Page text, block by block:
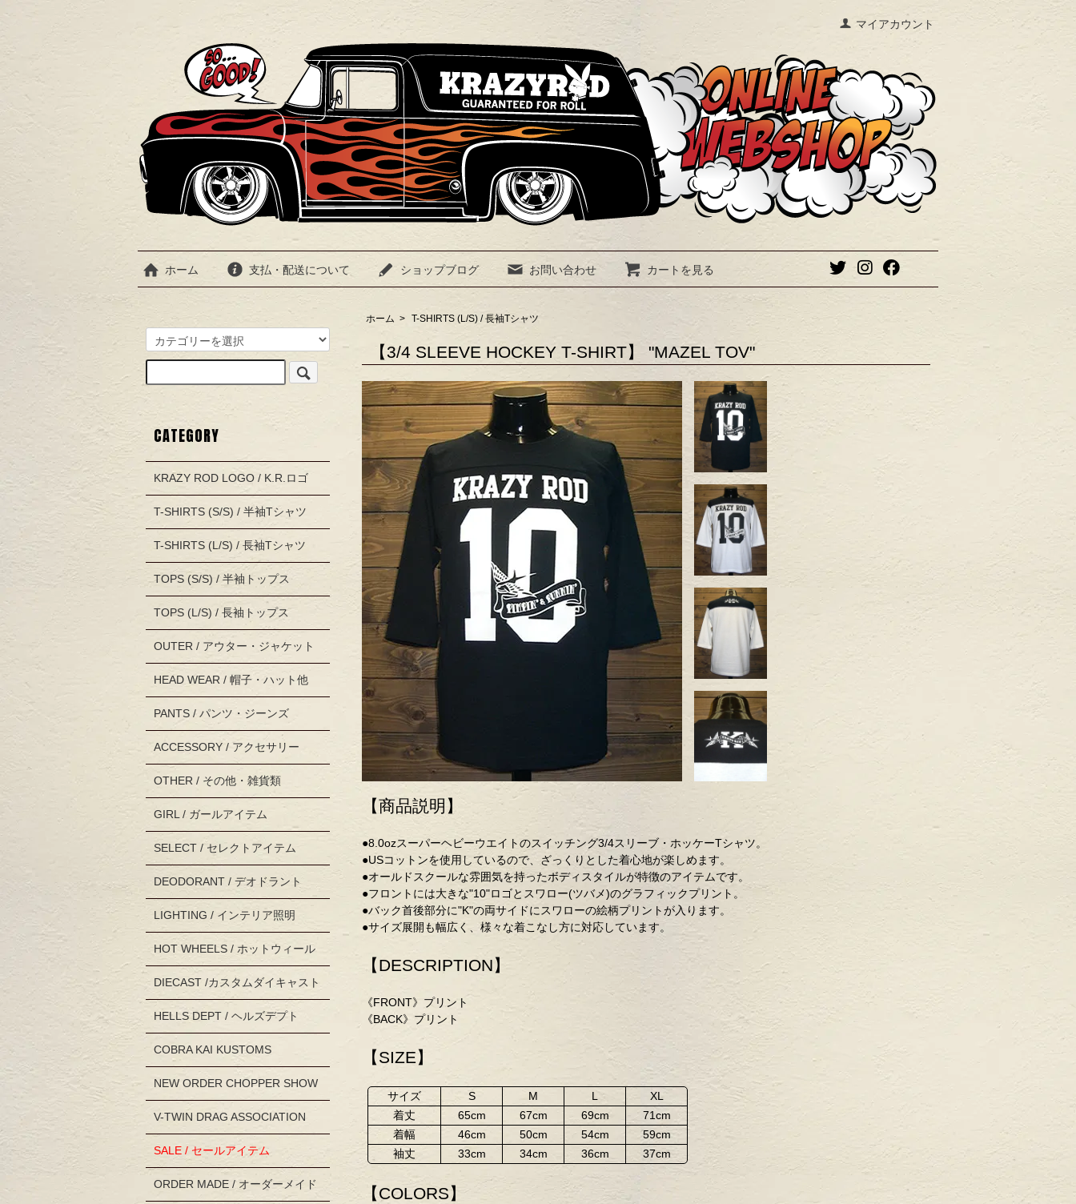
マイアカウント
ホーム 支払・配送について ショップブログ お問い合わせ カートを見る
ホーム > T-SHIRTS (L/S) / 長袖Tシャツ
【3/4 SLEEVE HOCKEY T-SHIRT】 "MAZEL TOV"
【商品説明】
●8.0ozスーパーヘビーウエイトのスイッチング3/4スリーブ・ホッケーTシャツ。
●USコットンを使用しているので、ざっくりとした着心地が楽しめます。
●オールドスクールな雰囲気を持ったボディスタイルが特徴のアイテムです。
●フロントには大きな"10"ロゴとスワロー(ツバメ)のグラフィックプリント。
●バック首後部分に"K"の両サイドにスワローの絵柄プリントが入ります。
●サイズ展開も幅広く、様々な着こなし方に対応しています。
【DESCRIPTION】
《FRONT》プリント
《BACK》プリント
【SIZE】
サイズ S M L
XL
着丈
65cm 67cm 69cm
71cm
着幅
46cm 50cm 54cm
59cm
袖丈
33cm 34cm 36cm 37cm
【COLORS】
CATEGORY
KRAZY ROD LOGO / K.R.ロゴ
T-SHIRTS (S/S) / 半袖Tシャツ
T-SHIRTS (L/S) / 長袖Tシャツ
TOPS (S/S) / 半袖トップス
TOPS (L/S) / 長袖トップス
OUTER / アウター・ジャケット
HEAD WEAR / 帽子・ハット他
PANTS / パンツ・ジーンズ
ACCESSORY / アクセサリー
OTHER / その他・雑貨類
GIRL / ガールアイテム
SELECT / セレクトアイテム
DEODORANT / デオドラント
LIGHTING / インテリア照明
HOT WHEELS / ホットウィール
DIECAST /カスタムダイキャスト
HELLS DEPT / ヘルズデプト
COBRA KAI KUSTOMS
NEW ORDER CHOPPER SHOW
V-TWIN DRAG ASSOCIATION
SALE / セールアイテム
ORDER MADE / オーダーメイド